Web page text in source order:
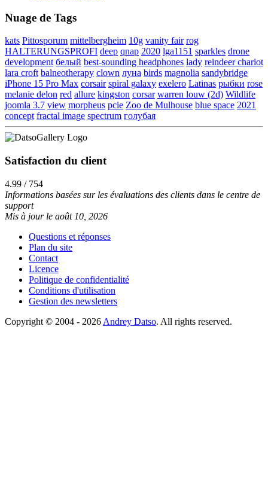
Nuage de Tags
kats Pittosporum mittelbergheim 10g vanity fair rog
HALTERUNGSPROFI deep qnap 2020 lga1151 sparkles drone
development белый best-sounding headphones lady reindeer chariot
lara croft balneotherapy clown луна birds magnolia sandybridge
iPhone 15 Pro Max corsair spiral galaxy exelero Latinas рыбки rose
melanie delon red allure kingston corsar warren louw (2d) Wildlife
joomla 3.7 view morpheus pcie Zoo de Mulhouse blue space 2021
concept fractal image spectrum голубая
Satisfaction du client
4.99 / 754
Informations basées sur les évaluations des clients dans le centre de
support
Mis à jour le août 10, 2026
Questions et réponses
Plan du site
Contact
Licence
Politique de confidentialité
Conditions d'utilisation
Gestion des newsletters
Copyright © 2004 - 2026 Andrey Datso. All rights reserved.